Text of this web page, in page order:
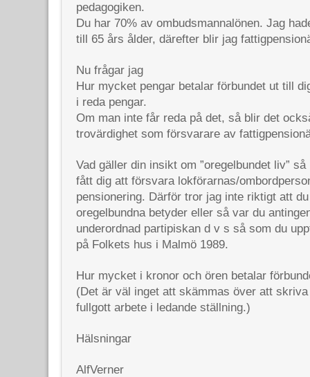
pedagogiken.
Du har 70% av ombudsmannalönen. Jag
till 65 års ålder, därefter blir jag
Nu frågar jag
Hur mycket pengar betalar förbundet ut till
i reda pengar.
Om man inte får reda på det, så blir det
trovärdighet som försvarare av
Vad gäller din insikt om ”oregelbundet liv”
fått dig att försvara lokförarnas/
pensionering. Därför tror jag inte riktigt att
oregelbundna betyder eller så var du
underordnad partipiskan d v s så som du
på Folkets hus i Malmö 1989.
Hur mycket i kronor och ören betalar
(Det är väl inget att skämmas över att
fullgott arbete i ledande ställning.)
Hälsningar
AlfVerner